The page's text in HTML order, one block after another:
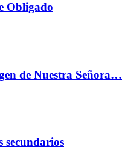
Obligado
de Nuestra Señora…
secundarios